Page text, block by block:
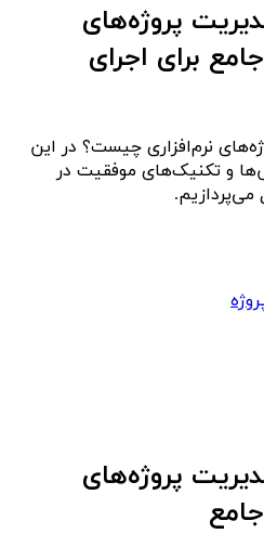
پروژه‌های
برای اجرای
نرم‌افزاری چیست؟ در این
و تکنیک‌های موفقیت در
می‌پردازیم.
پروژه‌های